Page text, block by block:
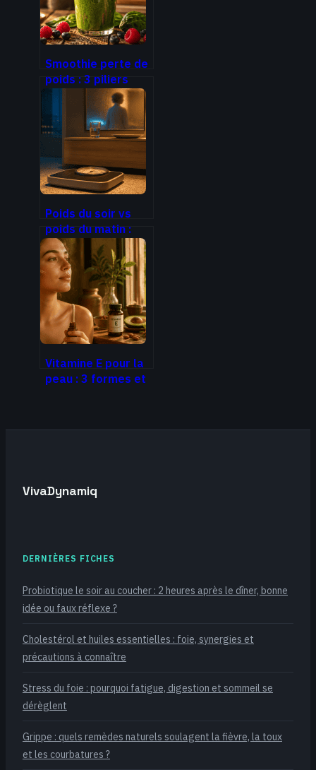
Smoothie perte de
poids : 3 piliers
nutritionnels pour
brûler les graisses
sans frustration
Poids du soir vs
poids du matin :
pourquoi la
balance affiche 2
kilos de plus et
comment
relativiser
Vitamine E pour la
peau : 3 formes et
VivaDynamiq
DERNIÈRES FICHES
Probiotique le soir au coucher : 2 heures après le dîner, bonne
idée ou faux réflexe ?
Cholestérol et huiles essentielles : foie, synergies et
précautions à connaître
Stress du foie : pourquoi fatigue, digestion et sommeil se
dérèglent
Grippe : quels remèdes naturels soulagent la fièvre, la toux
et les courbatures ?